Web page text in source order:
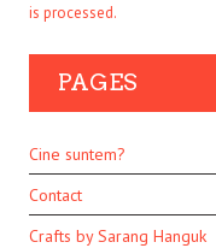
is processed.
PAGES
Cine suntem?
Contact
Crafts by Sarang Hanguk